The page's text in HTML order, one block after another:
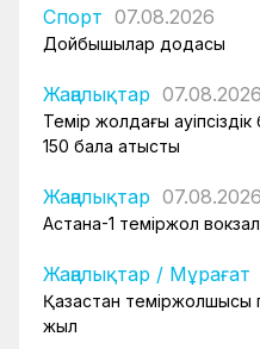
Спорт 07.08.2026
Дойбышылар додасы
Жаңалықтар 07.08.2026
Темір жолдағы
150 бала қатысты
Жаңалықтар 07.08.2026
Астана-1 теміржол
Жаңалықтар / Мұрағат
Қазақстан
жыл